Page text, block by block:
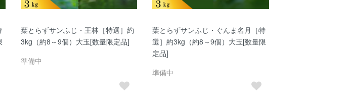
葉とらずサンふじ・王林［特選］約
3kg（約8～9個）大玉[数量限定品]
準備中
葉とらずサンふじ・ぐんま名月［特
選］約3kg（約8～9個）大玉[数量限
定品]
準備中